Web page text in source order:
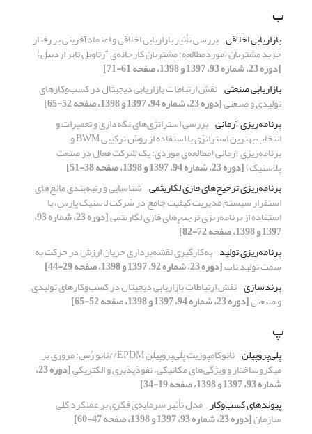
ب
بازاریابی اخلاقی بررسی تأثیر بازاریابی اخلاقی و اعتمادآفرینی بر رفتار
خرید مشتریان (موردمطالعه: مشتریان کارخانه‌ی آرتاویل تایر اردبیل)
[دوره 23، شماره 93، 1397 و 1398، صفحه 61-71]
بازاریابی صنعتی نقش ارتباطات بازاریابی دیجیتال در کسب‌وکارهای
تولیدی و صنعتی[دوره 23، شماره 94، 1397 و 1398، صفحه 52-65]
برنامه‌ریزی آرمانی بررسی استراتژی‌های نگه‌داری و تعمیرات و
انتخاب بهترین استراتژی با استفاده از روش ترکیبی BWM و
برنامه‌ریزی آرمانی (مطالعه‌ی موردی: یک شرکت فعال در صنعت
پلاستیک)[دوره 23، شماره 94، 1397 و 1398، صفحه 38-51]
برنامه‌ریزی ترجیح‌های فازی لگاریتمی شناسایی و رتبه‌بندی مانع‌های
استقرار سیستم مدیریت کیفیت جامع در شرکت لاستیک پارس، با
استفاده از برنامه‌ریزی ترجیح‌های فازی لگاریتمی [دوره 23، شماره 93،
1397 و 1398، صفحه 72-82]
برنامه‌ریزی تولید به‌کارگیری نقشه‌برداری جریان ارزش در حرکت به
سمت تولید ناب[دوره 23، شماره 92، 1397 و 1398، صفحه 29-44]
برندسازی نقش ارتباطات بازاریابی دیجیتال در کسب‌وکارهای تولیدی
و صنعتی[دوره 23، شماره 94، 1397 و 1398، صفحه 52-65]
پ
پلی‌پروپیلن نانوکامپوزیت پلی‌پروپیلن EPDM//نانو رُس: مروری بر
میکروساختار و ویژگی‌های مکانیکی، نفوذپذیری و الکتریکی [دوره 23،
شماره 93، 1397 و 1398، صفحه 19-34]
پیوندهای کسب‌وکار مدل تأثیر سرمایه‌ی فکری بر عملکرد کلی
سازمان[دوره 23، شماره 93، 1397 و 1398، صفحه 47-60]